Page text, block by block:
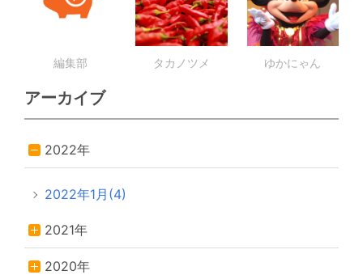
編集部 タカノツメ ゆかにゃん
アーカイブ
2022年
2022年1月(4)
2021年
2020年